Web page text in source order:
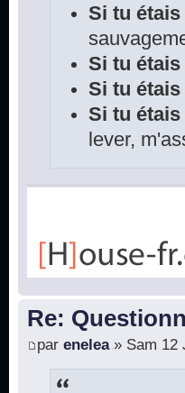
Si tu
Si tu
Si tu
Si tu
lever,
Re:
par enelea» Sam 12